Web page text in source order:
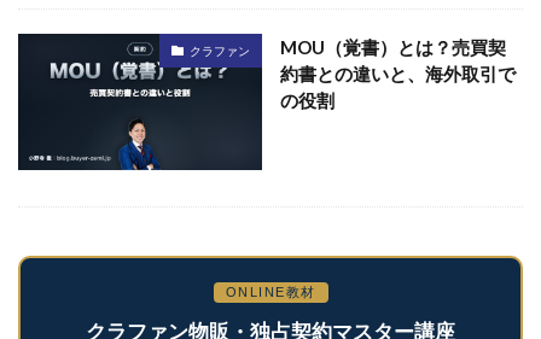
クラファン
MOU（覚書）とは？売買契
約書との違いと、海外取引で
の役割
ONLINE教材
クラファン物販・独占契約マスター講座